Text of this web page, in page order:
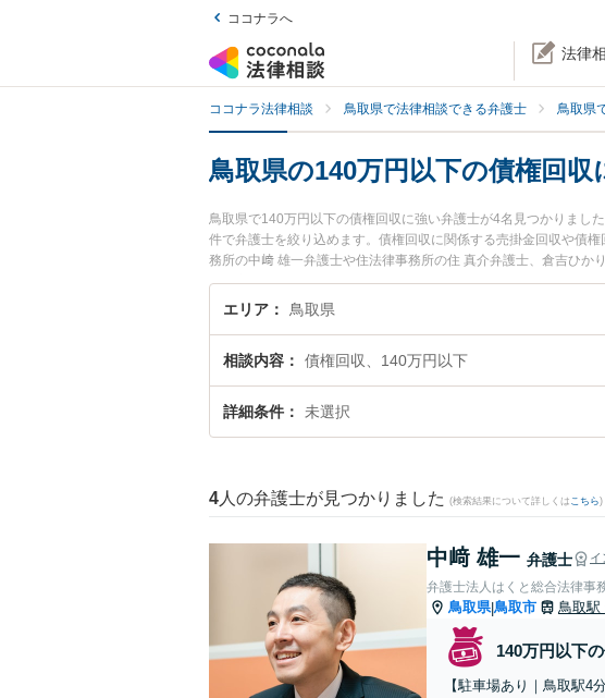
ココナラへ
法律
ココナラ法律相談 鳥取県で法律相談できる弁護士 鳥取県
鳥取県の140万円以下の債権回収
鳥取県で140万円以下の債権回収に強い弁護士が4名見つかりまし
件で弁護士を絞り込めます。債権回収に関係する売掛金回収や債
務所の中﨑 雄一弁護士や住法律事務所の住 真介弁護士、倉吉ひ
日や夜間に発生した140万円以下の債権回収のトラブルを今すぐ
回相談無料で140万円以下の債権回収を法律相談できる鳥取県内
エリア 鳥取県
相談内容 債権回収、140万円以下
詳細条件 未選択
4 人の弁護士が見つかりました (検索結果について詳しくは こちら)
中﨑 雄一 弁護士 イ
弁護士法人はくと総合法律事
鳥取県|鳥取市 鳥取駅
140万円以下
【駐車場あり｜鳥取駅4